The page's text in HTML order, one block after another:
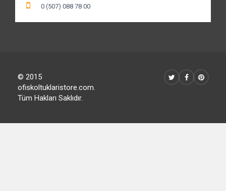
0 (216) 611 58 51
© 2015
ofiskoltuklaristore.com.